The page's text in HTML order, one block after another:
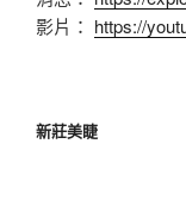
影片： https://
新莊美睫